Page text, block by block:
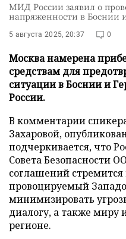
МИД России заявил о
напряженности в Боснии
5 августа 2025, 20:37 0
Москва намерена
средствам для
ситуации в Боснии и
России.
В комментарии
Захаровой,
подчеркивается, что
Совета Безопасности
соглашений стремится
провоцируемый
минимизировать
диалогу, а также миру
регионе.